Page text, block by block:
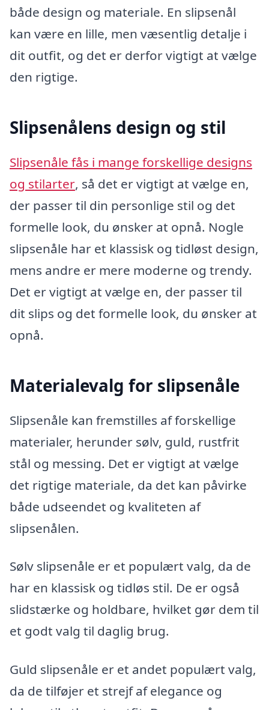
både design og materiale. En slipsenål
kan være en lille, men væsentlig detalje i
dit outfit, og det er derfor vigtigt at vælge
den rigtige.
Slipsenålens design og stil
Slipsenåle fås i mange forskellige designs
og stilarter, så det er vigtigt at vælge en,
der passer til din personlige stil og det
formelle look, du ønsker at opnå. Nogle
slipsenåle har et klassisk og tidløst design,
mens andre er mere moderne og trendy.
Det er vigtigt at vælge en, der passer til
dit slips og det formelle look, du ønsker at
opnå.
Materialevalg for slipsenåle
Slipsenåle kan fremstilles af forskellige
materialer, herunder sølv, guld, rustfrit
stål og messing. Det er vigtigt at vælge
det rigtige materiale, da det kan påvirke
både udseendet og kvaliteten af
slipsenålen.
Sølv slipsenåle er et populært valg, da de
har en klassisk og tidløs stil. De er også
slidstærke og holdbare, hvilket gør dem til
et godt valg til daglig brug.
Guld slipsenåle er et andet populært valg,
da de tilføjer et strejf af elegance og